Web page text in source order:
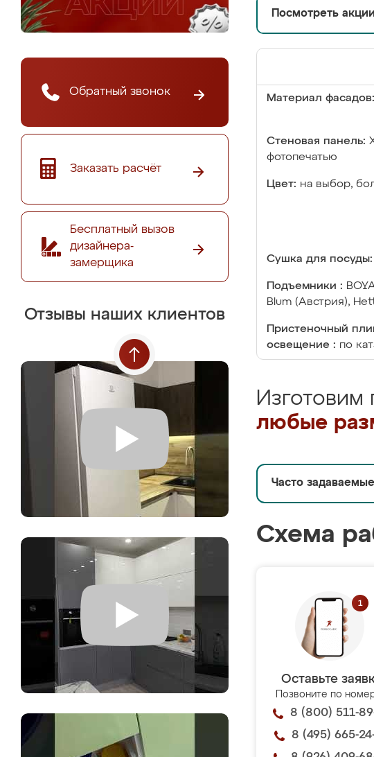
Обратный звонок
Заказать расчёт
Бесплатный вызов
дизайнера-
замерщика
Отзывы наших клиентов
Посмотреть
Материал фасадов:
Стеновая панель:
фотопечатью
Цвет: на выбор,
Сушка для посуды:
Подъемники :
Blum (Австрия),
Пристеночный
освещение : по
Изготовим
любые
Часто
Схема
Оставьте
Позвоните по
8 (800) 511-
8 (495) 665-